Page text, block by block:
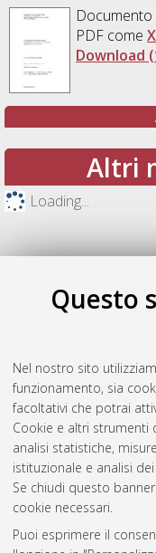
Questo
Nel nostro sito
funzionamento, sia
facoltativi che potrai
Cookie e altri
analisi statistiche,
istituzionale e analisi
Se chiudi questo
cookie necessari.
Puoi esprimere il
Documento
PDF come
Download
Altri
Loading...
Atom
Rss 1.0